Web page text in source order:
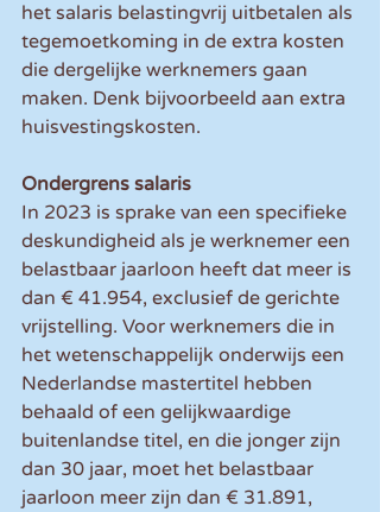
het salaris belastingvrij uitbetalen als
tegemoetkoming in de extra kosten
die dergelijke werknemers gaan
maken. Denk bijvoorbeeld aan extra
huisvestingskosten.
Ondergrens salaris
In 2023 is sprake van een specifieke
deskundigheid als je werknemer een
belastbaar jaarloon heeft dat meer is
dan € 41.954, exclusief de gerichte
vrijstelling. Voor werknemers die in
het wetenschappelijk onderwijs een
Nederlandse mastertitel hebben
behaald of een gelijkwaardige
buitenlandse titel, en die jonger zijn
dan 30 jaar, moet het belastbaar
jaarloon meer zijn dan € 31.891,